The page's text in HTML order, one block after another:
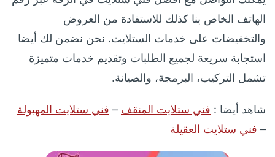
الهاتف الخاص بنا كذلك للاستفادة من العروض
والتخفيضات على خدمات الستلايت. نحن نضمن لك أيضا
استجابة سريعة لجميع الطلبات وتقديم خدمات متميزة
تشمل التركيب، البرمجة، والصيانة.
شاهد أيضا : فني ستلايت المنقف – فني ستلايت المهبولة
– فني ستلايت العقيلة